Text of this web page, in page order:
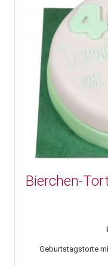
Bierchen-
Geburtstagstorte